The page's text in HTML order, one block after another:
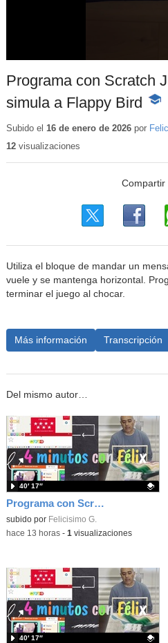
Programa con Scratch
simula a Flappy Bird
-
Subido el 16 de enero de 2026por
12visualizaciones
Utiliza el bloque de mandar un
vuele y se mantenga horizontal.
terminar el juego al chocar.
Más información Transcripción
Del mismo autor…
Programa con Scratch, 8 diferentes juegos para vivir la emoción de los partidos de España en el mundial 2026
Contenido educativo.
subido por Felicisimo G.
40′ 17″
-hace 13 horas- 1 visualizaciones
40′ 17″